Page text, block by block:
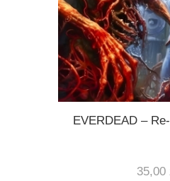
EVERDEAD –
35,00